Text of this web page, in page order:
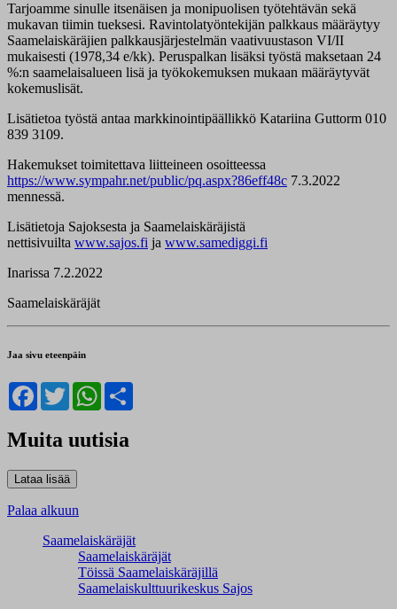
Tarjoamme sinulle itsenäisen ja monipuolisen työtehtävän sekä
mukavan tiimin tueksesi. Ravintolatyöntekijän palkkaus määräytyy
Saamelaiskäräjien palkkausjärjestelmän vaativuustason VI/II
mukaisesti (1978,34 e/kk). Peruspalkan lisäksi työstä maksetaan 24
%:n saamelaisalueen lisä ja työkokemuksen mukaan määräytyvät
kokemuslisät.
Lisätietoa työstä antaa markkinointipäällikkö Katariina Guttorm 010
839 3109.
Hakemukset toimitettava liitteineen osoitteessa
https://www.sympahr.net/public/pq.aspx?86eff48c 7.3.2022
mennessä.
Lisätietoja Sajoksesta ja Saamelaiskäräjistä
nettisivuilta www.sajos.fi ja www.samediggi.fi
Inarissa 7.2.2022
Saamelaiskäräjät
Jaa sivu eteenpäin
Facebook
TwitterWhatsApp
Muita uutisia
Palaa alkuun
Saamelaiskäräjät
Saamelaiskäräjät
Töissä Saamelaiskäräjillä
Saamelaiskulttuuri­keskus Sajos